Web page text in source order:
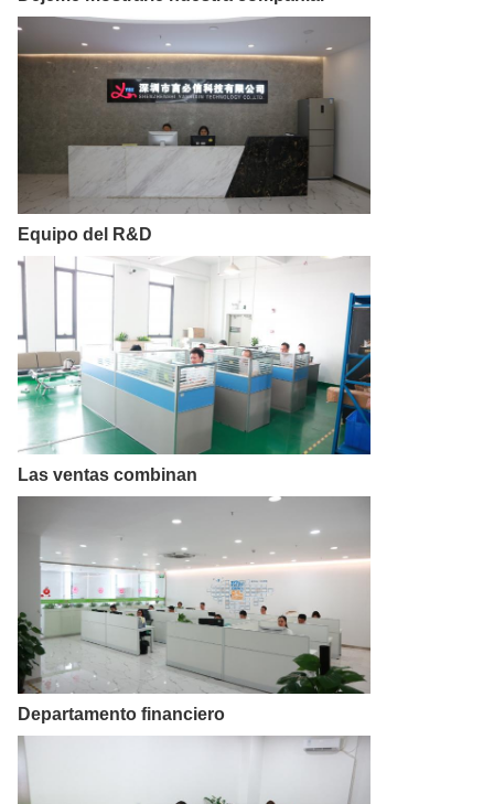
Equipo del R&D
Las ventas combinan
Departamento financiero